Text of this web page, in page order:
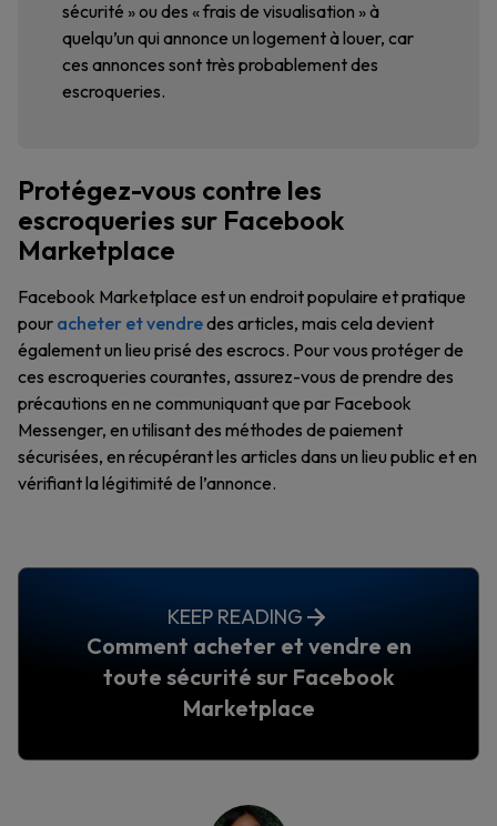
sécurité » ou des « frais de visualisation » à
quelqu’un qui annonce un logement à louer, car
ces annonces sont très probablement des
escroqueries.
Protégez-vous contre les
escroqueries sur Facebook
Marketplace
Facebook Marketplace est un endroit populaire et pratique
pour acheter et vendredes articles, mais cela devient
également un lieu prisé des escrocs. Pour vous protéger de
ces escroqueries courantes, assurez-vous de prendre des
précautions en ne communiquant que par Facebook
Messenger, en utilisant des méthodes de paiement
sécurisées, en récupérant les articles dans un lieu public et en
vérifiant la légitimité de l’annonce.
KEEP READING
Comment acheter et vendre en
toute sécurité sur Facebook
Marketplace